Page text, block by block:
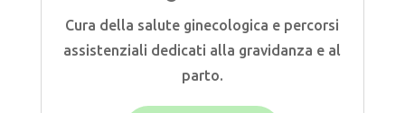
Cura della salute ginecologica e percorsi
assistenziali dedicati alla gravidanza e al
parto.